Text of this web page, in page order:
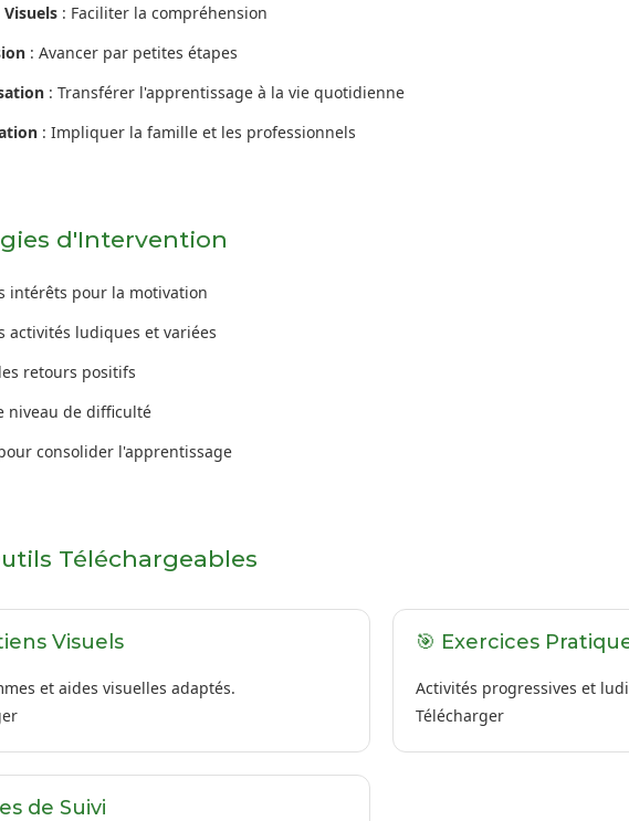
: Faciliter la compréhension
: Avancer par petites étapes
: Transférer l'apprentissage à la vie quotidienne
: Impliquer la famille et les professionnels
d'Intervention
intérêts pour la motivation
activités ludiques et variées
retours positifs
niveau de difficulté
consolider l'apprentissage
Téléchargeables
Visuels
et aides visuelles adaptés.
🎯 Exercices
Activités progressives et
Télécharger
de Suivi